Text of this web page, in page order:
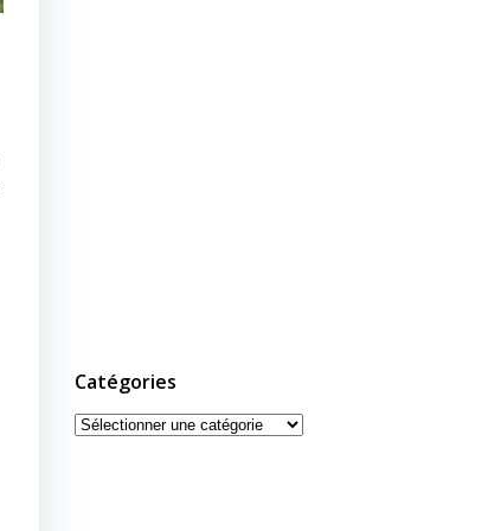
Catégories
Catégories